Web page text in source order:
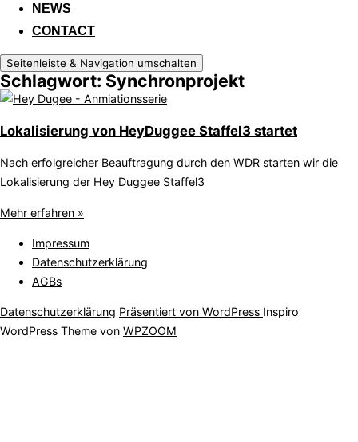
NEWS
CONTACT
Seitenleiste & Navigation umschalten
Schlagwort: Synchronprojekt
Lokalisierung von HeyDuggee Staffel3 startet
Nach erfolgreicher Beauftragung durch den WDR starten wir die
Lokalisierung der Hey Duggee Staffel3
Mehr erfahren »
Impressum
Datenschutzerklärung
AGBs
Datenschutzerklärung Präsentiert von WordPress Inspiro
WordPress Theme von WPZOOM